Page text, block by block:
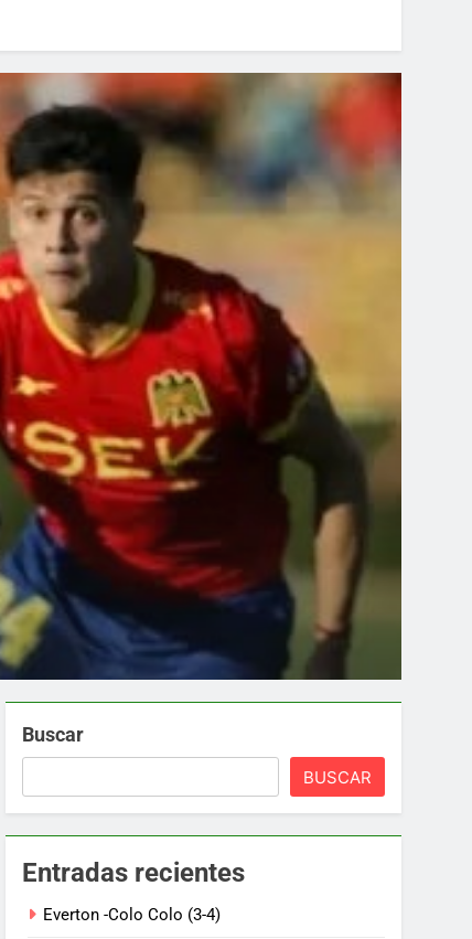
Buscar
BUSCAR
Entradas recientes
Everton -Colo Colo (3-4)